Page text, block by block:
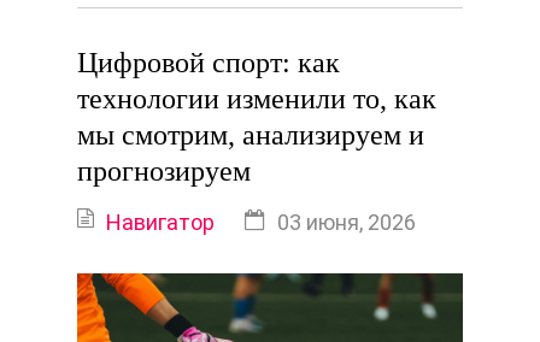
Цифровой спорт: как
технологии изменили то, как
мы смотрим, анализируем и
прогнозируем
Навигатор 03 июня, 2026